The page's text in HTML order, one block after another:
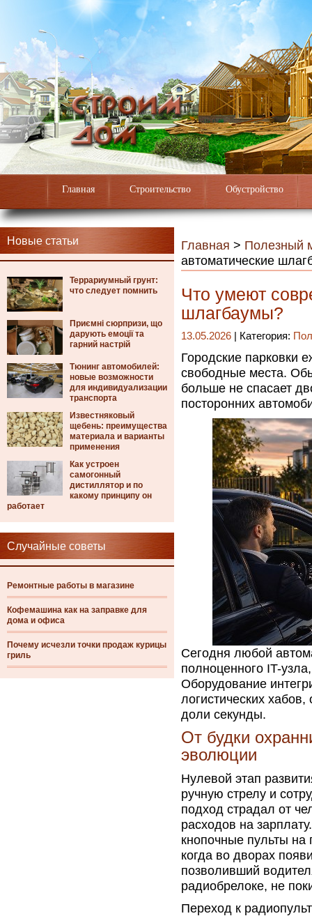
Главная Строительство Обустройство
Новые статьи
Террариумный грунт:
что следует помнить
Приємні сюрпризи, що
дарують емоції та
гарний настрій
Тюнинг автомобилей:
новые возможности
для индивидуализации
транспорта
Известняковый
щебень: преимущества
материала и варианты
применения
Как устроен
самогонный
дистиллятор и по
какому принципу он
работает
Случайные советы
Ремонтные работы в магазине
Кофемашина как на заправке для
дома и офиса
Почему исчезли точки продаж курицы
гриль
Главная > Полезный
автоматические
Что умеют
шлагбаумы?
13.05.2026 | Категория:
Городские парковки
свободные места.
больше не спасает
посторонних
Сегодня любой
полноценного IT-
Оборудование
логистических
доли секунды.
От будки
эволюции
Нулевой этап
ручную стрелу и
подход страдал от
расходов на
кнопочные пульты
когда во дворах
позволивший
радиобрелоке, не
Переход к